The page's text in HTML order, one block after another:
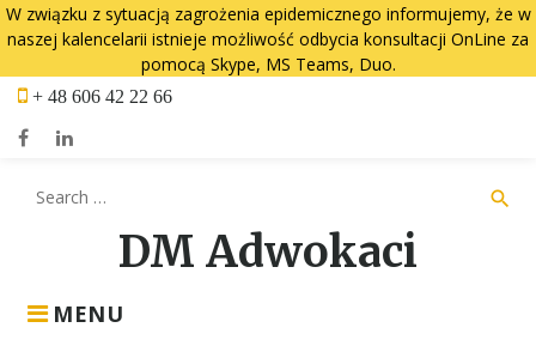
W związku z sytuacją zagrożenia epidemicznego informujemy, że w
naszej kalencelarii istnieje możliwość odbycia konsultacji OnLine za
pomocą Skype, MS Teams, Duo.
Skip
content
+ 48 606 42 22 66
DM Adwokaci
MENU
Search
search